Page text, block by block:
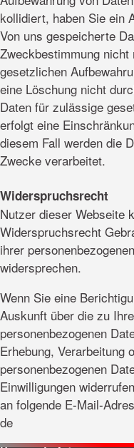
kollidiert, haben Sie ein
Von uns gespeicherte
Zweckbestimmung
gesetzlichen
eine Löschung nicht
Daten für zulässige
erfolgt eine
diesem Fall werden die
Zwecke verarbeitet.
Widerspruchsrecht
Nutzer dieser Webseite
Widerspruchsrecht
ihrer
widersprechen.
Wenn Sie eine
Auskunft über die zu
personenbezogenen
Erhebung, Verarbeitung
personenbezogenen
Einwilligungen
an folgende E-Mail-
de